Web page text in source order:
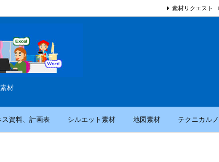
材
ス資料、計画表 シルエット素材 地図素材 テクニカル
素材リクエスト